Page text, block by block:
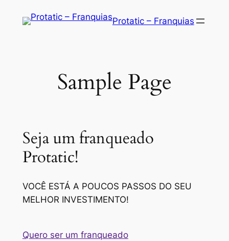
Protatic – Franquias
Sample Page
Seja um franqueado
Protatic!
VOCÊ ESTÁ A POUCOS PASSOS DO SEU
MELHOR INVESTIMENTO!
Quero ser um franqueado